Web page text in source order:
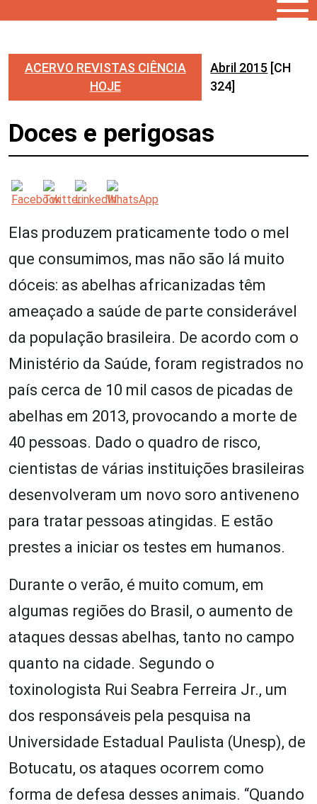
ACERVO REVISTAS CIÊNCIA
HOJE
Abril 2015 [CH
324]
Doces e perigosas
Elas produzem praticamente todo o mel
que consumimos, mas não são lá muito
dóceis: as abelhas africanizadas têm
ameaçado a saúde de parte considerável
da população brasileira. De acordo com o
Ministério da Saúde, foram registrados no
país cerca de 10 mil casos de picadas de
abelhas em 2013, provocando a morte de
40 pessoas. Dado o quadro de risco,
cientistas de várias instituições brasileiras
desenvolveram um novo soro antiveneno
para tratar pessoas atingidas. E estão
prestes a iniciar os testes em humanos.
Durante o verão, é muito comum, em
algumas regiões do Brasil, o aumento de
ataques dessas abelhas, tanto no campo
quanto na cidade. Segundo o
toxinologista Rui Seabra Ferreira Jr., um
dos responsáveis pela pesquisa na
Universidade Estadual Paulista (Unesp), de
Botucatu, os ataques ocorrem como
forma de defesa desses animais. “Quando